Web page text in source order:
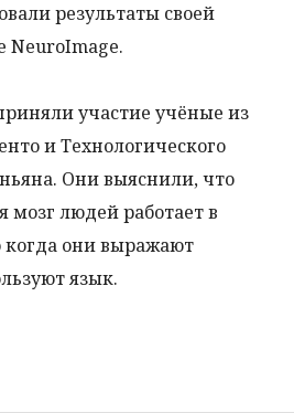
результаты своей
NeuroImage.
участие учёные из
и Технологического
Они выяснили, что
мозг людей работает в
когда они выражают
язык.